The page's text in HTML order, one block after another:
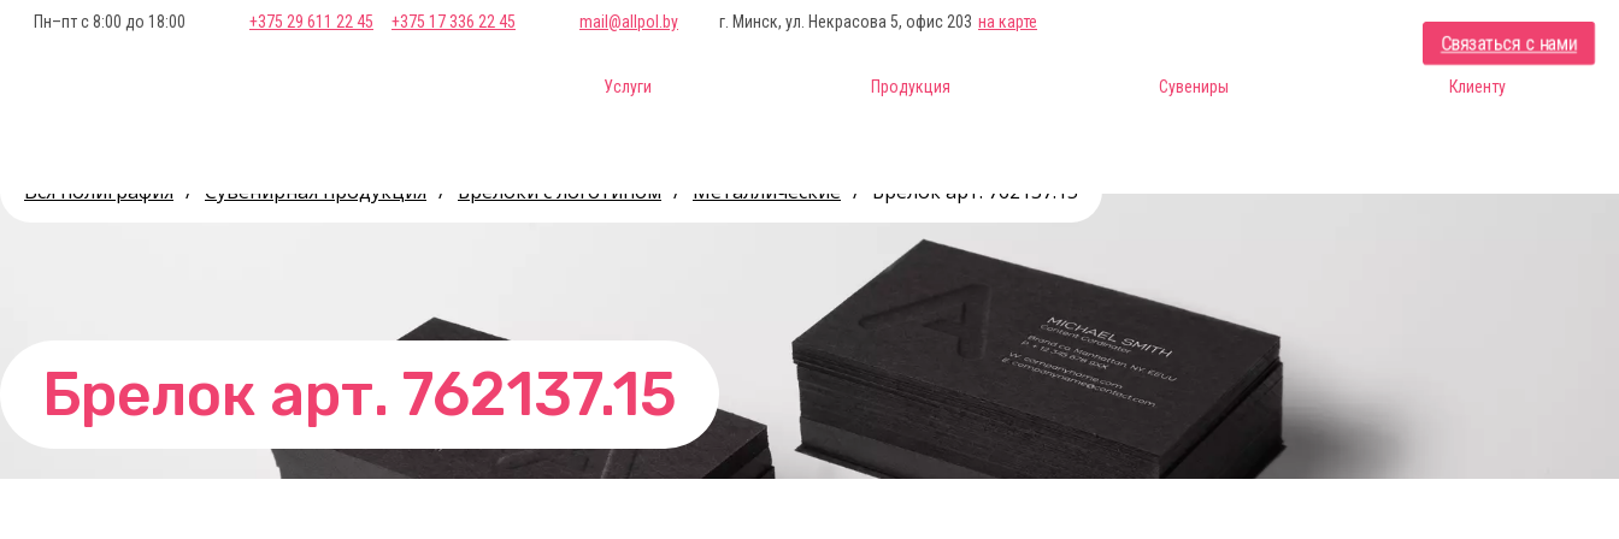
Пн–пт с 8:00 до 18:00 +375 29 611 22 45 +375 17 336 22 45 mail@allpol.by г. Минск, ул. Некрасова 5, офис 203 на карте
Услуги Продукция Сувениры Клиенту
Связаться с нами
Вся полиграфия / Сувенирная продукция / Брелоки с логотипом / Металлические / Брелок арт. 762137.15
Брелок арт. 762137.15